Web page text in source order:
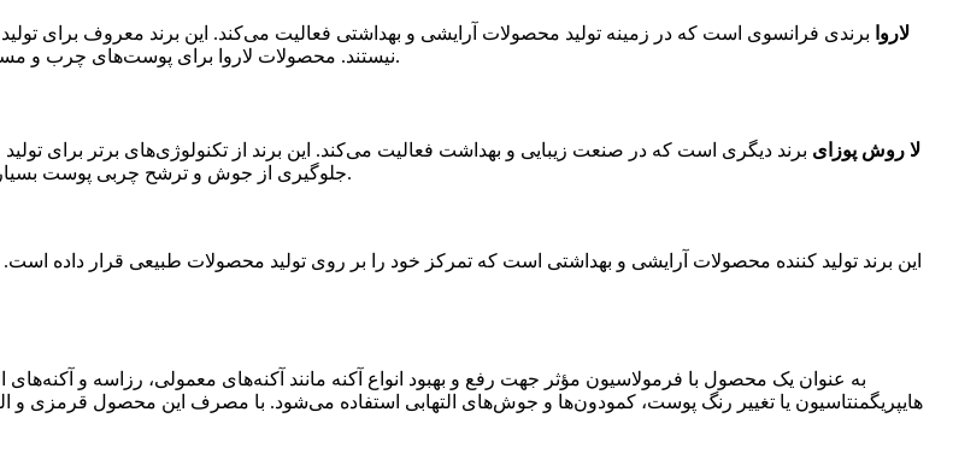
لاروا برندی فرانسوی است که در زمینه تولید محصولات آرایشی و بهداشتی فعالیت می‌کند. این برند معروف برای
نیستند. محصولات لاروا برای پوست‌های چرب و مستعد جوش و مسدود شدگی مناسب هستند و به راحتی پوست را تمیز و شاداب می‌کنند.
لا روش پوزای برند دیگری است که در صنعت زیبایی و بهداشت فعالیت می‌کند. این برند از تکنولوژی‌های برتر برای
جلوگیری از جوش و ترشح چربی پوست بسیار مؤثر هستند. با استفاده از محصولات لا روش پوزای، پوست شما تمیز و باز خواهد شد.
این برند تولید کننده محصولات آرایشی و بهداشتی است که تمرکز خود را بر روی تولید محصولات طبیعی قرار داده
هایپریگمنتاسیون یا تغییر رنگ پوست، کمودون‌ها و جوش‌های التهابی استفاده می‌شود. با مصرف این محصول قرمزی و